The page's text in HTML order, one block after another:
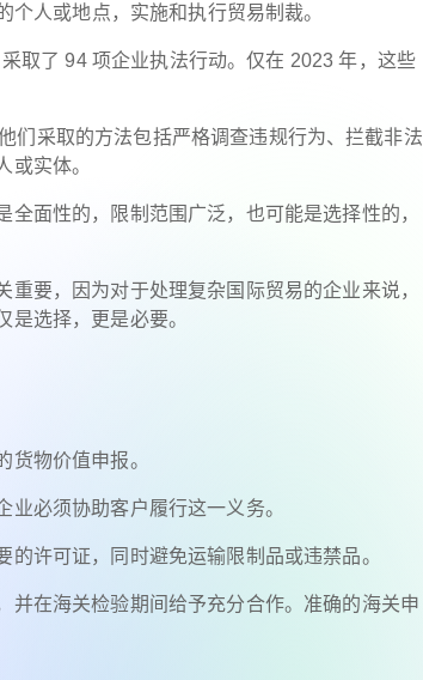
人或地点，实施和执行贸易制裁。
取了 94 项企业执法行动。仅在 2023 年，这些
们采取的方法包括严格调查违规行为、拦截非法
或实体。
面性的，限制范围广泛，也可能是选择性的，
要，因为对于处理复杂国际贸易的企业来说，
选择，更是必要。
物价值申报。
必须协助客户履行这一义务。
许可证，同时避免运输限制品或违禁品。
并在海关检验期间给予充分合作。准确的海关申